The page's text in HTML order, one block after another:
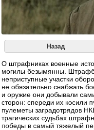
Назад
О штрафниках военные
могилы безымянны.
неприступные участки
не обязательно снабжать
и оружие они добывали
сторон: спереди их косили
пулеметы заградотрядов
трагических судьбах
победы в самый тяжелый